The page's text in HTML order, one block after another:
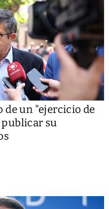
de un "ejercicio de
su